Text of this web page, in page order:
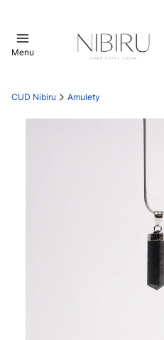
Menu
CUD Nibiru Amulety